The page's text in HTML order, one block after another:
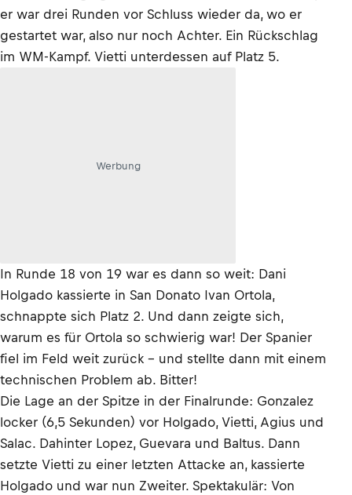
er war drei Runden vor Schluss wieder da, wo er
gestartet war, also nur noch Achter. Ein Rückschlag
im WM-Kampf. Vietti unterdessen auf Platz 5.
Werbung
In Runde 18 von 19 war es dann so weit: Dani
Holgado kassierte in San Donato Ivan Ortola,
schnappte sich Platz 2. Und dann zeigte sich,
warum es für Ortola so schwierig war! Der Spanier
fiel im Feld weit zurück – und stellte dann mit einem
technischen Problem ab. Bitter!
Die Lage an der Spitze in der Finalrunde: Gonzalez
locker (6,5 Sekunden) vor Holgado, Vietti, Agius und
Salac. Dahinter Lopez, Guevara und Baltus. Dann
setzte Vietti zu einer letzten Attacke an, kassierte
Holgado und war nun Zweiter. Spektakulär: Von